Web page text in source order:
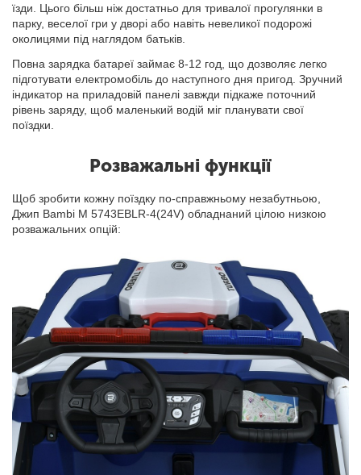
їзди. Цього більш ніж достатньо для тривалої прогулянки в
парку, веселої гри у дворі або навіть невеликої подорожі
околицями під наглядом батьків.
Повна зарядка батареї займає 8-12 год, що дозволяє легко
підготувати електромобіль до наступного дня пригод. Зручний
індикатор на приладовій панелі завжди підкаже поточний
рівень заряду, щоб маленький водій міг планувати свої
поїздки.
Розважальні функції
Щоб зробити кожну поїздку по-справжньому незабутньою,
Джип Bambi M 5743EBLR-4(24V) обладнаний цілою низкою
розважальних опцій: